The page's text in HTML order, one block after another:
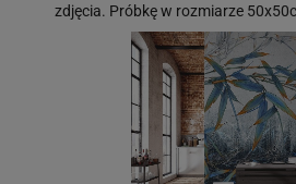
zdjęcia. Próbkę w rozmiarze